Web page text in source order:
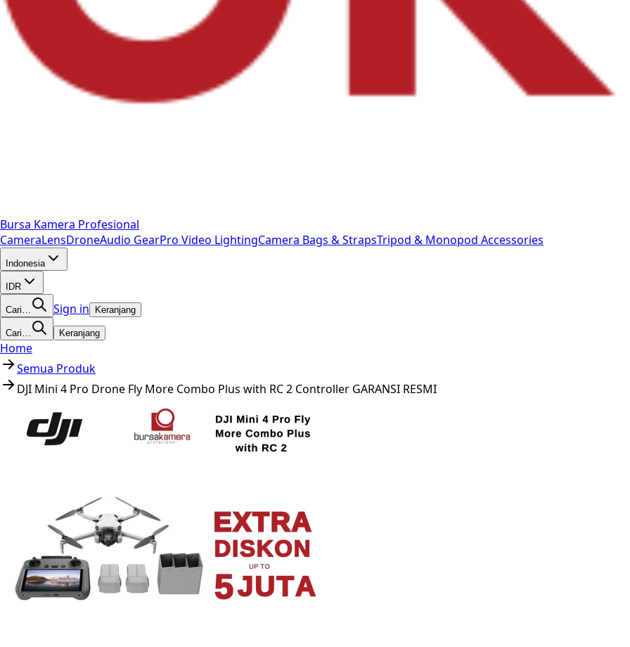
Bursa Kamera Profesional
CameraLensDroneAudio GearPro Video LightingCamera Bags & StrapsTripod & Monopod Accessories
Indonesia
IDR
Cari… Sign in Keranjang
Cari… Keranjang
Home
Semua Produk
DJI Mini 4 Pro Drone Fly More Combo Plus with RC 2 Controller GARANSI RESMI